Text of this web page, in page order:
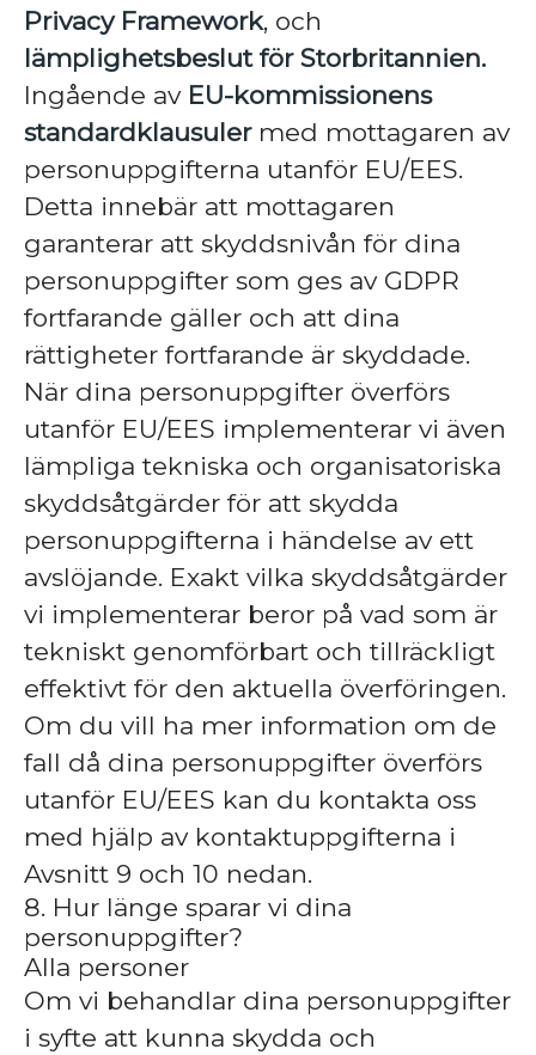
Privacy Framework, och
lämplighetsbeslut för Storbritannien.
Ingående av EU-kommissionens
standardklausulermed mottagaren av
personuppgifterna utanför EU/EES.
Detta innebär att mottagaren
garanterar att skyddsnivån för dina
personuppgifter som ges av GDPR
fortfarande gäller och att dina
rättigheter fortfarande är skyddade.
När dina personuppgifter överförs
utanför EU/EES implementerar vi även
lämpliga tekniska och organisatoriska
skyddsåtgärder för att skydda
personuppgifterna i händelse av ett
avslöjande. Exakt vilka skyddsåtgärder
vi implementerar beror på vad som är
tekniskt genomförbart och tillräckligt
effektivt för den aktuella överföringen.
Om du vill ha mer information om de
fall då dina personuppgifter överförs
utanför EU/EES kan du kontakta oss
med hjälp av kontaktuppgifterna i
Avsnitt 9 och 10 nedan.
8. Hur länge sparar vi dina
personuppgifter?
Alla personer
Om vi ​​behandlar dina personuppgifter
i syfte att kunna skydda och